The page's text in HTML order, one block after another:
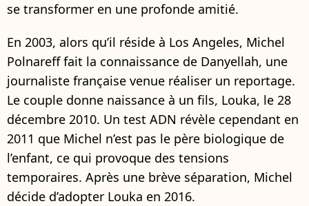
se transformer en une profonde amitié.
En 2003, alors qu’il réside à Los Angeles, Michel
Polnareff fait la connaissance de Danyellah, une
journaliste française venue réaliser un reportage.
Le couple donne naissance à un fils, Louka, le 28
décembre 2010. Un test ADN révèle cependant en
2011 que Michel n’est pas le père biologique de
l’enfant, ce qui provoque des tensions
temporaires. Après une brève séparation, Michel
décide d’adopter Louka en 2016.